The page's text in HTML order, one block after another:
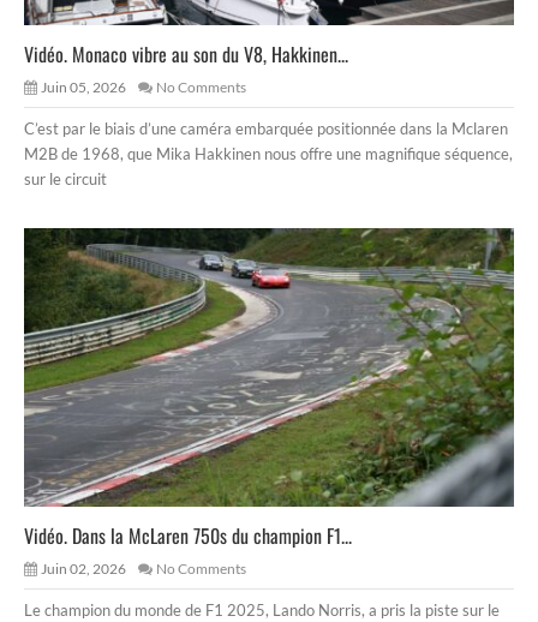
Vidéo. Monaco vibre au son du V8, Hakkinen...
Juin 05, 2026 No Comments
C’est par le biais d’une caméra embarquée positionnée dans la Mclaren
M2B de 1968, que Mika Hakkinen nous offre une magnifique séquence,
sur le circuit
Vidéo. Dans la McLaren 750s du champion F1...
Juin 02, 2026 No Comments
Le champion du monde de F1 2025, Lando Norris, a pris la piste sur le